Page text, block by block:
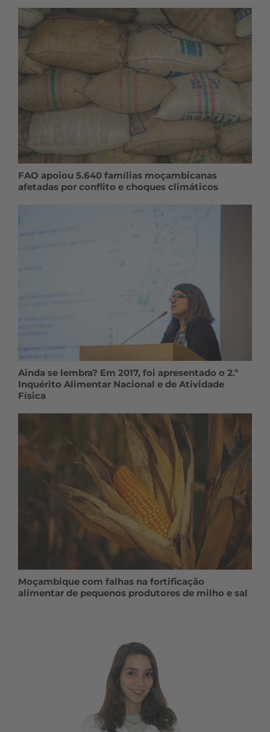
FAO apoiou 5.640 famílias moçambicanas
afetadas por conflito e choques climáticos
Ainda se lembra? Em 2017, foi apresentado o 2.º
Inquérito Alimentar Nacional e de Atividade
Física
Moçambique com falhas na fortificação
alimentar de pequenos produtores de milho e sal